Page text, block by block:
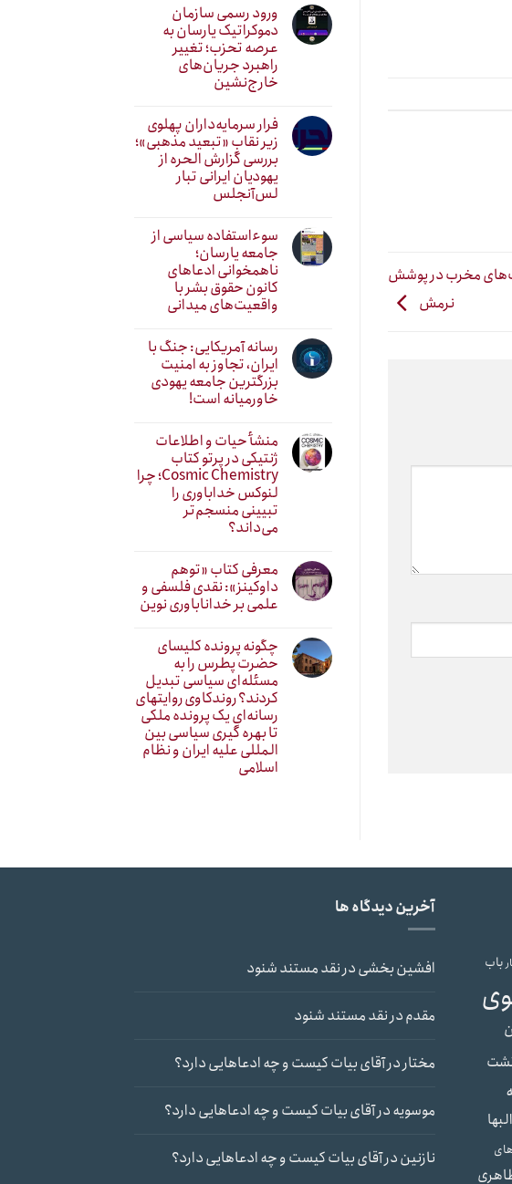
مخرب در پوشش
نرمش
ورود رسمی سازمان
دموکراتیک یارسان به
عرصه تحزب؛ تغییر
راهبرد جریان‌های
خارج‌نشین
فرار سرمایه‌داران پهلوی
زیر نقابِ «تبعید مذهبی»؛
بررسی گزارش الحره از
یهودیان ایرانی تبار
لس‌آنجلس
سوءاستفاده سیاسی از
جامعه یارسان؛
ناهمخوانی ادعاهای
کانون حقوق بشر با
واقعیت‌های میدانی
رسانه آمریکایی: جنگ با
ایران، تجاوز به امنیت
بزرگترین جامعه یهودی
خاورمیانه است!
منشأ حیات و اطلاعات
ژنتیکی در پرتو کتاب
Cosmic Chemistry؛ چرا
لنوکس خداباوری را
تبیینی منسجم‌تر
می‌داند؟
معرفی کتاب «توهم
داوکینز»: نقدی فلسفی و
علمی بر خداناباوری نوین
چگونه پرونده کلیسای
حضرت پطرس را به
مسئله‌ای سیاسی تبدیل
کردند؟ روندکاوی روایتهای
رسانه‌ایِ یک پرونده ملکی
تا بهره گیری سیاسی بین
المللی علیه ایران و نظام
اسلامی
باب
آخرین دیدگاه ها
افشین بخشیدرنقد مستند شنود
مقدمدرنقد مستند شنود
مختاردرآقای بیات کیست و چه ادعاهایی دارد؟
موسویهدرآقای بیات کیست و چه ادعاهایی دارد؟
نازنیندرآقای بیات کیست و چه ادعاهایی دارد؟